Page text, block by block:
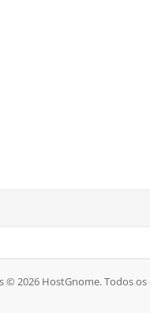
© 2026 HostGnome. Todos